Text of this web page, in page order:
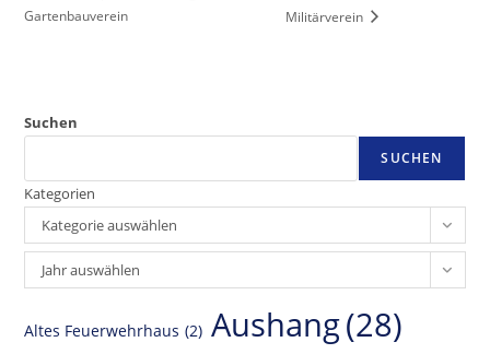
Gartenbauverein
Militärverein
Suchen
SUCHEN
Kategorien
Kategorie auswählen
Archiv
Jahr auswählen
Altes Feuerwehrhaus (2) Aushang(28)